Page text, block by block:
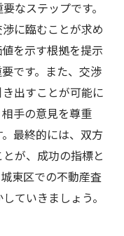
なステップです。
に臨むことが求め
を示す根拠を提示
です。また、交渉
出すことが可能に
手の意見を尊重
最終的には、双方
が、成功の指標と
東区での不動産査
ていきましょう。